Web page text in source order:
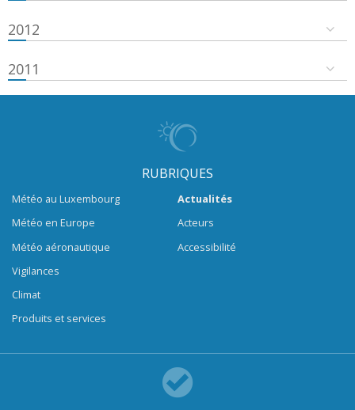
2012
2011
RUBRIQUES
Météo au Luxembourg
Météo en Europe
Météo aéronautique
Vigilances
Climat
Produits et services
Actualités
Acteurs
Accessibilité